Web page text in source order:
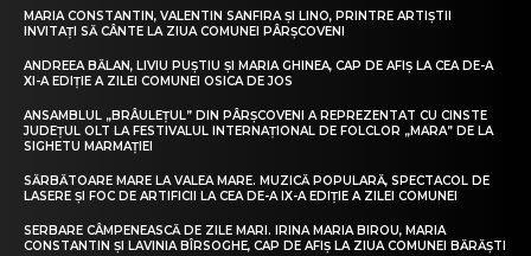
MARIA CONSTANTIN, VALENTIN SANFIRA ȘI LINO, PRINTRE ARTIȘTII
INVITAȚI SĂ CÂNTE LA ZIUA COMUNEI PÂRȘCOVENI
ANDREEA BĂLAN, LIVIU PUȘTIU ȘI MARIA GHINEA, CAP DE AFIȘ LA CEA DE-A
XI-A EDIȚIE A ZILEI COMUNEI OSICA DE JOS
ANSAMBLUL „BRÂULEȚUL” DIN PÂRȘCOVENI A REPREZENTAT CU CINSTE
JUDEȚUL OLT LA FESTIVALUL INTERNAȚIONAL DE FOLCLOR „MARA” DE LA
SIGHETU MARMAȚIEI
SĂRBĂTOARE MARE LA VALEA MARE. MUZICĂ POPULARĂ, SPECTACOL DE
LASERE ȘI FOC DE ARTIFICII LA CEA DE-A IX-A EDIȚIE A ZILEI COMUNEI
SERBARE CÂMPENEASCĂ DE ZILE MARI. IRINA MARIA BIROU, MARIA
CONSTANTIN ȘI LAVINIA BÎRSOGHE, CAP DE AFIȘ LA ZIUA COMUNEI BĂRĂȘTI